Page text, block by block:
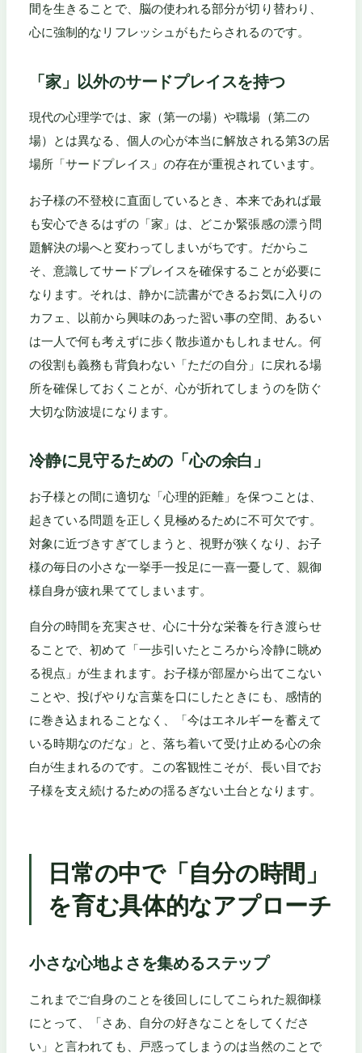
間を生きることで、脳の使われる部分が切り替わり、
心に強制的なリフレッシュがもたらされるのです。
「家」以外のサードプレイスを持つ
現代の心理学では、家（第一の場）や職場（第二の
場）とは異なる、個人の心が本当に解放される第3の居
場所「サードプレイス」の存在が重視されています。
お子様の不登校に直面しているとき、本来であれば最
も安心できるはずの「家」は、どこか緊張感の漂う問
題解決の場へと変わってしまいがちです。だからこ
そ、意識してサードプレイスを確保することが必要に
なります。それは、静かに読書ができるお気に入りの
カフェ、以前から興味のあった習い事の空間、あるい
は一人で何も考えずに歩く散歩道かもしれません。何
の役割も義務も背負わない「ただの自分」に戻れる場
所を確保しておくことが、心が折れてしまうのを防ぐ
大切な防波堤になります。
冷静に見守るための「心の余白」
お子様との間に適切な「心理的距離」を保つことは、
起きている問題を正しく見極めるために不可欠です。
対象に近づきすぎてしまうと、視野が狭くなり、お子
様の毎日の小さな一挙手一投足に一喜一憂して、親御
様自身が疲れ果ててしまいます。
自分の時間を充実させ、心に十分な栄養を行き渡らせ
ることで、初めて「一歩引いたところから冷静に眺め
る視点」が生まれます。お子様が部屋から出てこない
ことや、投げやりな言葉を口にしたときにも、感情的
に巻き込まれることなく、「今はエネルギーを蓄えて
いる時期なのだな」と、落ち着いて受け止める心の余
白が生まれるのです。この客観性こそが、長い目でお
子様を支え続けるための揺るぎない土台となります。
日常の中で「自分の時間」
を育む具体的なアプローチ
小さな心地よさを集めるステップ
これまでご自身のことを後回しにしてこられた親御様
にとって、「さあ、自分の好きなことをしてくださ
い」と言われても、戸惑ってしまうのは当然のことで